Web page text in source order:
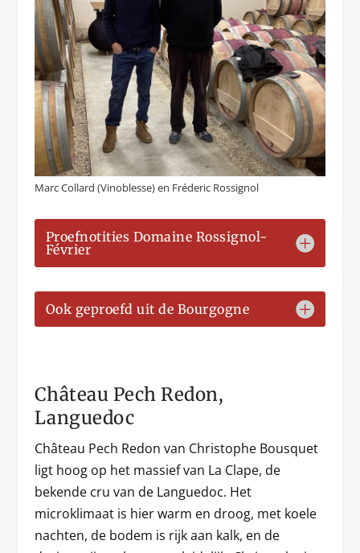
Marc Collard (Vinoblesse) en Fréderic Rossignol
Proefnotities Domaine Rossignol-
Février
Ook geproefd uit de Bourgogne
Château Pech Redon,
Languedoc
Château Pech Redon van Christophe Bousquet
ligt hoog op het massief van La Clape, de
bekende cru van de Languedoc. Het
microklimaat is hier warm en droog, met koele
nachten, de bodem is rijk aan kalk, en de